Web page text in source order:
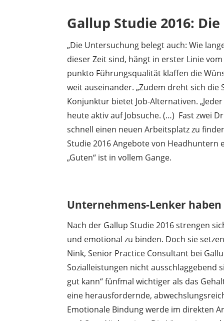
Gallup Studie 2016:
„Die Untersuchung belegt auch: Wie
dieser Zeit sind, hängt in erster Linie
punkto Führungsqualität klaffen die
weit auseinander. „Zudem dreht sich
Konjunktur bietet Job-Alternativen.
heute aktiv auf Jobsuche. (…) Fast zwei
schnell einen neuen Arbeitsplatz zu
Studie 2016 Angebote von Headhuntern
„Guten“ ist in vollem Gange.
Unternehmens-Lenker
Nach der Gallup Studie 2016 strengen
und emotional zu binden. Doch sie
Nink, Senior Practice Consultant bei
Sozialleistungen nicht ausschlaggebend
gut kann“ fünfmal wichtiger als das
eine herausfordernde,
Emotionale Bindung werde im direkten